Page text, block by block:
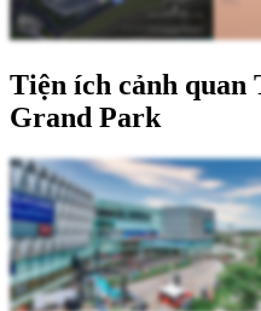
Tiện ích cảnh quan
Grand Park